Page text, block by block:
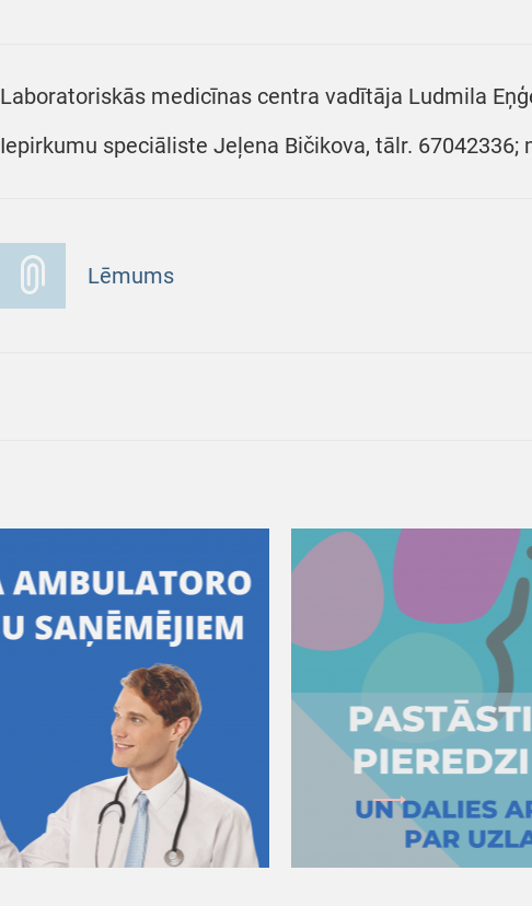
Laboratoriskās medicīnas centra vadītāja Ludmila
Iepirkumu speciāliste Jeļena Bičikova, tālr. 67042336;
Lēmums